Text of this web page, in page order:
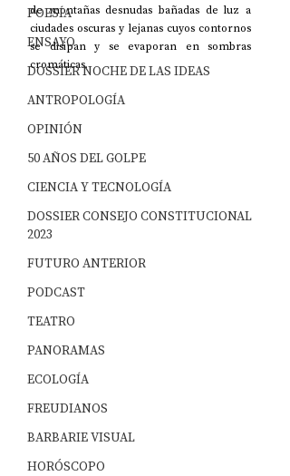
POESÍA
ENSAYO
DOSSIER NOCHE DE LAS IDEAS
ANTROPOLOGÍA
OPINIÓN
50 AÑOS DEL GOLPE
CIENCIA Y TECNOLOGÍA
DOSSIER CONSEJO CONSTITUCIONAL
2023
FUTURO ANTERIOR
PODCAST
TEATRO
PANORAMAS
ECOLOGÍA
FREUDIANOS
BARBARIE VISUAL
HORÓSCOPO
de montañas desnudas bañadas de luz a
ciudades oscuras y lejanas cuyos contornos
se disipan y se evaporan en sombras
cromáticas.